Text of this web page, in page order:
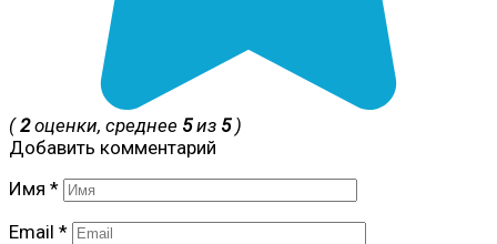
(2оценки, среднее 5из 5)
Добавить комментарий
Имя *
Email *